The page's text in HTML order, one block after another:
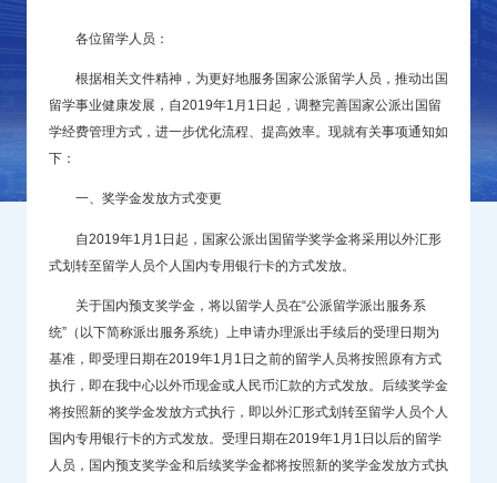
各位留学人员：
根据相关文件精神，为更好地服务国家公派留学人员，推动出国
留学事业健康发展，自2019年1月1日起，调整完善国家公派出国留
学经费管理方式，进一步优化流程、提高效率。现就有关事项通知如
下：
一、奖学金发放方式变更
自2019年1月1日起，国家公派出国留学奖学金将采用以外汇形
式划转至留学人员个人国内专用银行卡的方式发放。
关于国内预支奖学金，将以留学人员在“公派留学派出服务系
统”（以下简称派出服务系统）上申请办理派出手续后的受理日期为
基准，即受理日期在2019年1月1日之前的留学人员将按照原有方式
执行，即在我中心以外币现金或人民币汇款的方式发放。后续奖学金
将按照新的奖学金发放方式执行，即以外汇形式划转至留学人员个人
国内专用银行卡的方式发放。受理日期在2019年1月1日以后的留学
人员，国内预支奖学金和后续奖学金都将按照新的奖学金发放方式执